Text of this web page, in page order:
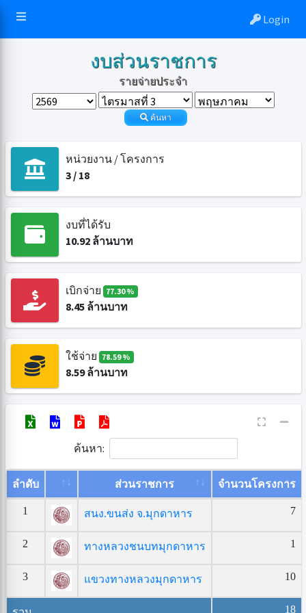
Login
งบส่วนราชการ
รายจ่ายประจำ
ค้นหา
หน่วยงาน / โครงการ
3/ 18
งบที่ได้รับ
10.92ล้านบาท
เบิกจ่าย 77.30 %
8.45ล้านบาท
ใช้จ่าย 78.59 %
8.59ล้านบาท
ค้นหา:
ลำดับ ส่วนราชการ จำนวนโครงการ
1 สนง.ขนส่ง จ.มุกดาหาร 7
2 ทางหลวงชนบทมุกดาหาร 1
3 แขวงทางหลวงมุกดาหาร 10
18